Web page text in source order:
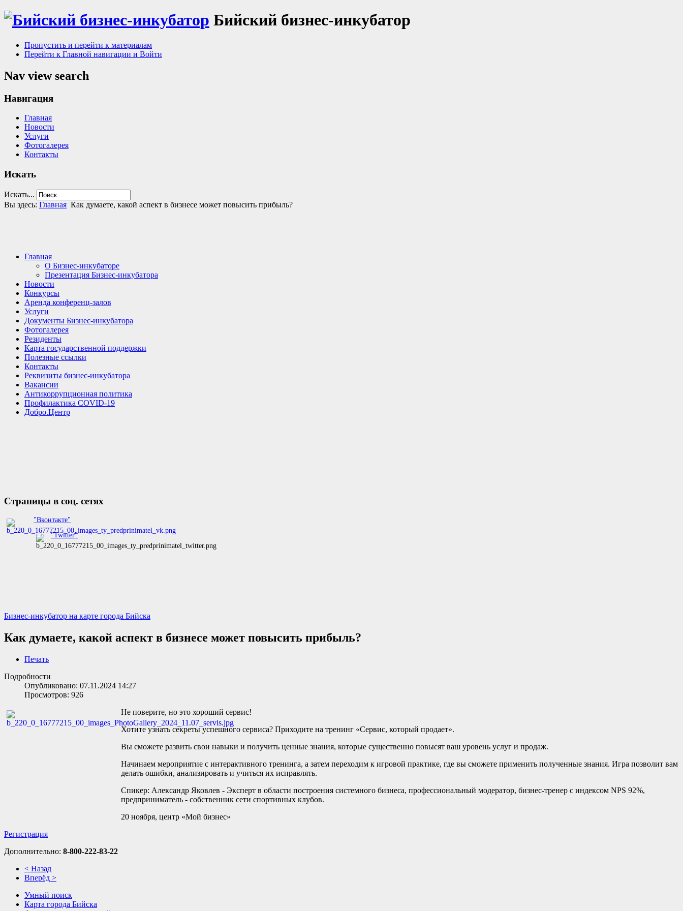
Бийский бизнес-инкубатор
Пропустить и перейти к материалам
Перейти к Главной навигации и Войти
Nav view search
Навигация
Главная
Новости
Услуги
Фотогалерея
Контакты
Искать
Искать...
Вы здесь: Главная Как думаете, какой аспект в бизнесе может повысить прибыль?
Главная
О Бизнес-инкубаторе
Презентация Бизнес-инкубатора
Новости
Конкурсы
Аренда конференц-залов
Услуги
Документы Бизнес-инкубатора
Фотогалерея
Резиденты
Карта государственной поддержки
Полезные ссылки
Контакты
Реквизиты бизнес-инкубатора
Вакансии
Антикоррупционная политика
Профилактика COVID-19
Добро.Центр
Страницы в соц. сетях
"Вконтакте"
"Twitter"
Бизнес-инкубатор на карте города Бийска
Как думаете, какой аспект в бизнесе может повысить прибыль?
Печать
Подробности
Опубликовано: 07.11.2024 14:27
Просмотров: 926
Не поверите, но это хороший сервис!
Хотите узнать секреты успешного сервиса? Приходите на тренинг «Сервис, который продает».
Вы сможете развить свои навыки и получить ценные знания, которые существенно повысят ваш уровень услуг и продаж.
Начинаем мероприятие с интерактивного тренинга, а затем переходим к игровой практике, где вы сможете применить полученные знания. Игра позволит вам
делать ошибки, анализировать и учиться их исправлять.
Спикер: Александр Яковлев - Эксперт в области построения системного бизнеса, профессиональный модератор, бизнес-тренер с индексом NPS 92%,
предприниматель - собственник сети спортивных клубов.
20 ноября, центр «Мой бизнес»
Регистрация
Дополнительно: 8-800-222-83-22
< Назад
Вперёд >
Умный поиск
Карта города Бийска